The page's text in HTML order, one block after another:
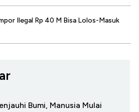
Ilegal Rp 40 M Bisa Lolos-Masuk
Bumi, Manusia Mulai